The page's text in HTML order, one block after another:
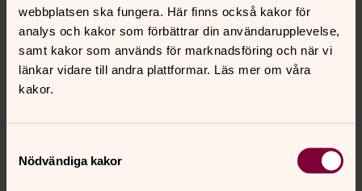
webbplatsen ska fungera. Här finns också kakor för
analys och kakor som förbättrar din användarupplevelse,
samt kakor som används för marknadsföring och när vi
länkar vidare till andra plattformar. Läs mer om våra
kakor.
Nödvändiga kakor
klimat%C3%A5ngest-1.19010958
Oksana Mont m.fl., 2013, Förbättra nordiskt
beslutsfattande genom att skingra myter om
hållbar konsumtion, TemaNord 2013:552,